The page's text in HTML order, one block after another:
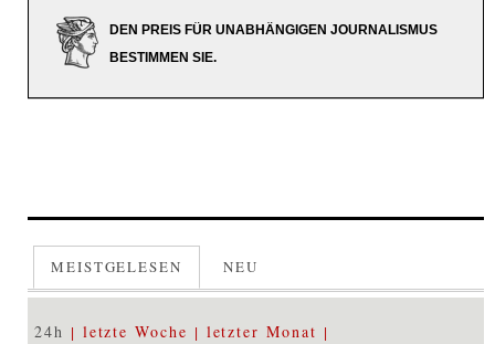
DEN PREIS FÜR UNABHÄNGIGEN JOURNALISMUS
BESTIMMEN SIE.
MEISTGELESEN NEU
24h letzte Woche letzter Monat